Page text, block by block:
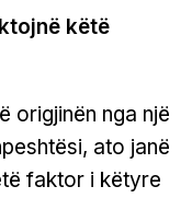
këtë
origjinën nga një
ato janë
faktor i këtyre